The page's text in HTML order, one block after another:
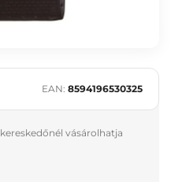
EAN: 8594196530325
vásárolhatja